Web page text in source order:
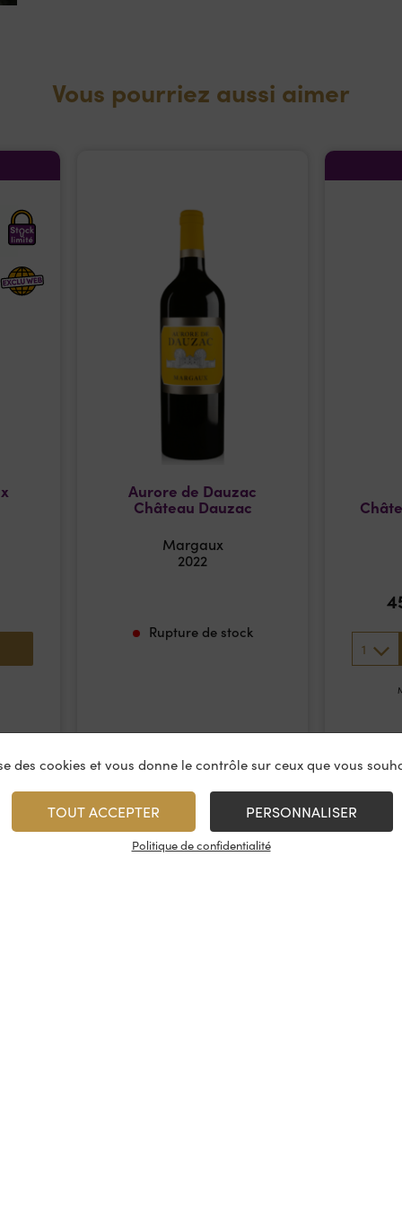
Vous pourriez aussi aimer
Aurore de Dauzac
Château Dauzac
Margaux
2022
Rupture de stock
1
des cookies et vous donne le contrôle sur ceux que vous
TOUT ACCEPTER PERSONNALISER
Politique de confidentialité